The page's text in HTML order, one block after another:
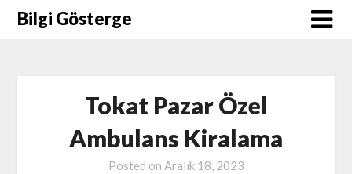
SkipBilgi Gösterge
Tokat Pazar Özel
Ambulans Kiralama
Posted on Aralık 18, 2023